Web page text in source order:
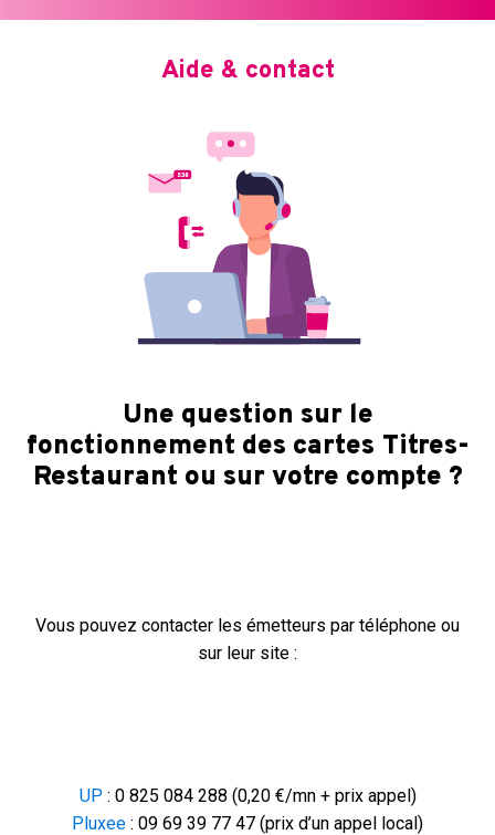
Aide & contact
Une question sur le
fonctionnement des cartes Titres-
Restaurant ou sur votre compte ?
Vous pouvez contacter les émetteurs par téléphone ou
sur leur site :
UP : 0 825 084 288 (0,20 €/mn + prix appel)
Pluxee : 09 69 39 77 47 (prix d’un appel local)